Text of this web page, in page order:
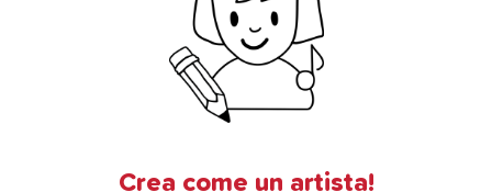
Crea come un artista!